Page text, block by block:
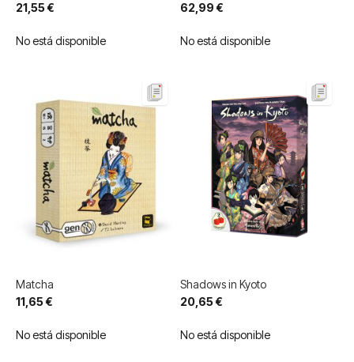
21,55 €
No está disponible
62,99 €
No está disponible
Matcha
11,65 €
No está disponible
Shadows in Kyoto
20,65 €
No está disponible